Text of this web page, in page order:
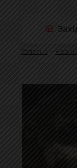
Головна